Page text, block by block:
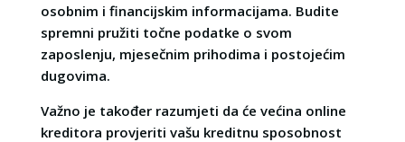
osobnim i financijskim informacijama. Budite
spremni pružiti točne podatke o svom
zaposlenju, mjesečnim prihodima i postojećim
dugovima.
Važno je također razumjeti da će većina online
kreditora provjeriti vašu kreditnu sposobnost